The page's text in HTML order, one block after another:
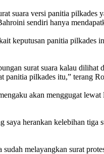
suara versi panitia
sendiri hanya
keputusan panitia pilkades
surat suara kalau
panitia pilkades itu,” terang
akan menggugat
saya herankan kelebihan
melayangkan surat